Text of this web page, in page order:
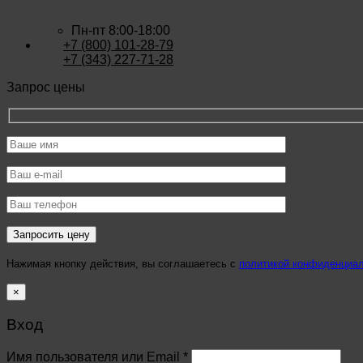
Пн-пт 8:00-18:00
+7 (800) 101-28-79
+7 (343) 227-71-28
Запрос цены
Нажимая кнопку действия, вы соглашаетесь с политикой
×
Вход
Имя пользователя или Email *